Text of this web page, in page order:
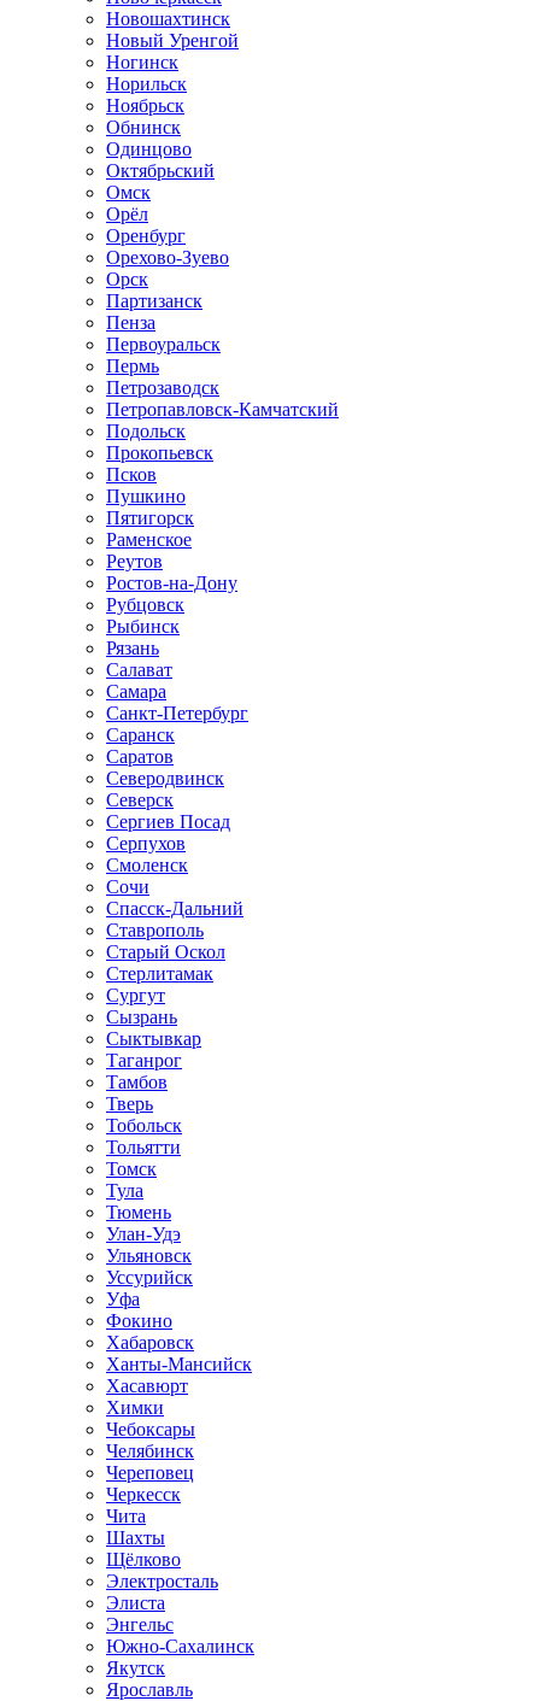
Новошахтинск
Новый Уренгой
Ногинск
Норильск
Ноябрьск
Обнинск
Одинцово
Октябрьский
Омск
Орёл
Оренбург
Орехово-Зуево
Орск
Партизанск
Пенза
Первоуральск
Пермь
Петрозаводск
Петропавловск-Камчатский
Подольск
Прокопьевск
Псков
Пушкино
Пятигорск
Раменское
Реутов
Ростов-на-Дону
Рубцовск
Рыбинск
Рязань
Салават
Самара
Санкт-Петербург
Саранск
Саратов
Северодвинск
Северск
Сергиев Посад
Серпухов
Смоленск
Сочи
Спасск-Дальний
Ставрополь
Старый Оскол
Стерлитамак
Сургут
Сызрань
Сыктывкар
Таганрог
Тамбов
Тверь
Тобольск
Тольятти
Томск
Тула
Тюмень
Улан-Удэ
Ульяновск
Уссурийск
Уфа
Фокино
Хабаровск
Ханты-Мансийск
Хасавюрт
Химки
Чебоксары
Челябинск
Череповец
Черкесск
Чита
Шахты
Щёлково
Электросталь
Элиста
Энгельс
Южно-Сахалинск
Якутск
Ярославль